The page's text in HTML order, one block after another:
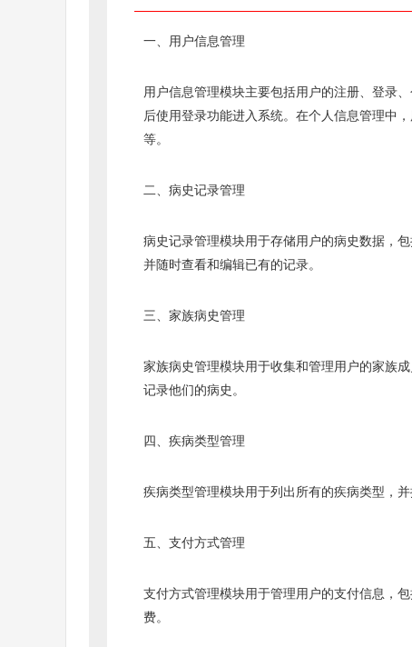
一、用户信息管理
用户信息管理模块主要包括用户的注册、登录
后使用登录功能进入系统。在个人信息管理中
等。
二、病史记录管理
病史记录管理模块用于存储用户的病史数据，
并随时查看和编辑已有的记录。
三、家族病史管理
家族病史管理模块用于收集和管理用户的家族
记录他们的病史。
四、疾病类型管理
疾病类型管理模块用于列出所有的疾病类型，
五、支付方式管理
支付方式管理模块用于管理用户的支付信息，
费。